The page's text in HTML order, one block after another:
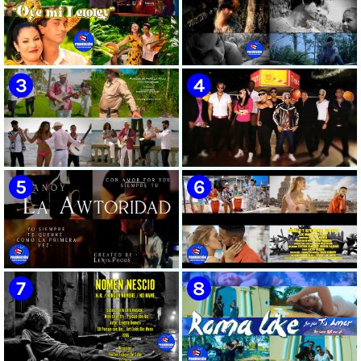
🟡 Susel Gómez (La China) ||
¨Oye Mi Leloley¨ || Director:
Onelio Jesús Larralde González
|| Música popular bailable
cubana || Videoclip || CUBA
🟢 Pirro | ¨Vuelve a mi¨ |
Videoclip | Música Urbana
Cubana | Artistas Cubanos |
Canción | CUBA
🟡 Tico González - ¨Aunque se
pare la mula¨ - Videoclip -
Dirección: John Meriles -
Roberto C. González
🔴 Osmani García & Varios
Artistas | ¨Chupi Chupi¨ |
Director: Joel Guilian | Videoclip
| Música Urbana Cubana |
Artistas Cubanos | Canción |
CUBA
🟢 Hanoy La Awtoridad |
¨Siempre Tú¨ | Director:
🟡 Ronald & El Karnal de Cuba
- ¨Que bonito es el amor¨ 📺